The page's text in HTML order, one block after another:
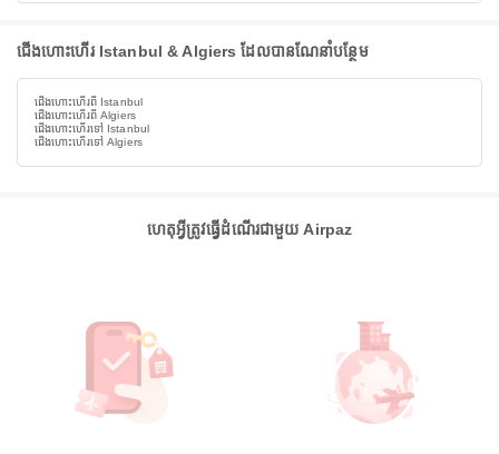
ជើងហោះហើរ Istanbul & Algiers ដែលបានណែនាំបន្ថែម
ជើងហោះហើរពី Istanbul
ជើងហោះហើរពី Algiers
ជើងហោះហើរទៅ Istanbul
ជើងហោះហើរទៅ Algiers
ហេតុអ្វីត្រូវធ្វើដំណើរជាមួយ Airpaz